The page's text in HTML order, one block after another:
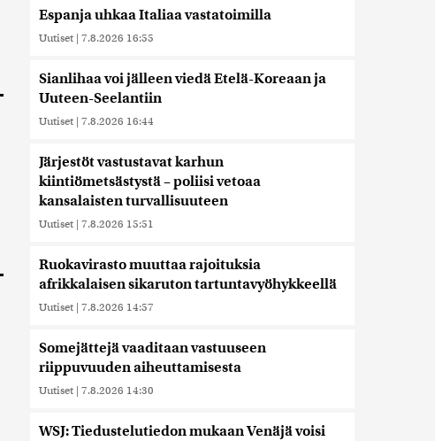
Espanja uhkaa Italiaa vastatoimilla
Uutiset | 7.8.2026 16:55
Sianlihaa voi jälleen viedä Etelä-Koreaan ja
Uuteen-Seelantiin
Uutiset | 7.8.2026 16:44
Järjestöt vastustavat karhun
kiintiömetsästystä – poliisi vetoaa
kansalaisten turvallisuuteen
Uutiset | 7.8.2026 15:51
Ruokavirasto muuttaa rajoituksia
afrikkalaisen sikaruton tartuntavyöhykkeellä
Uutiset | 7.8.2026 14:57
Somejättejä vaaditaan vastuuseen
riippuvuuden aiheuttamisesta
Uutiset | 7.8.2026 14:30
WSJ: Tiedustelutiedon mukaan Venäjä voisi